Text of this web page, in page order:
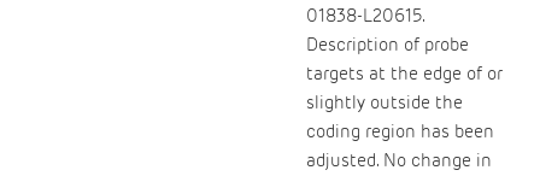
01838-L20615.
Description of probe
targets at the edge of or
slightly outside the
coding region has been
adjusted. No change in